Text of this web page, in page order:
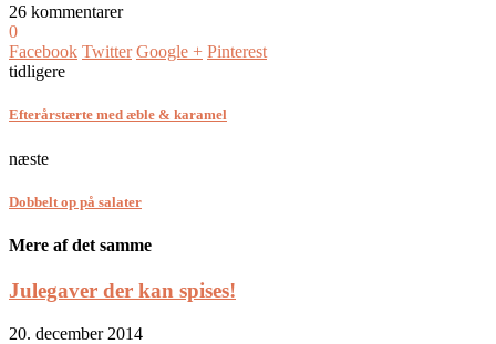
26 kommentarer
0
Facebook Twitter Google + Pinterest
tidligere
Efterårstærte med æble & karamel
næste
Dobbelt op på salater
Mere af det samme
Julegaver der kan spises!
20. december 2014